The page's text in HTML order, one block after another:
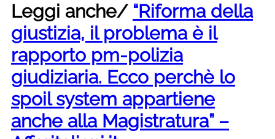
Leggi anche/ “Riforma della
giustizia, il problema è il
rapporto pm-polizia
giudiziaria. Ecco perchè lo
spoil system appartiene
anche alla Magistratura” –